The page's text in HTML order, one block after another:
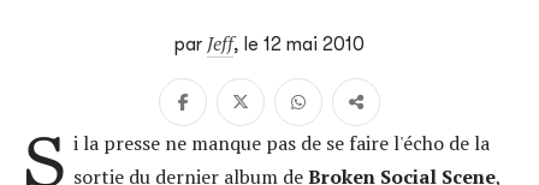
par Jeff, le 12 mai 2010
S i la presse ne manque pas de se faire l'écho de la
sortie du dernier album deBroken Social Scene,